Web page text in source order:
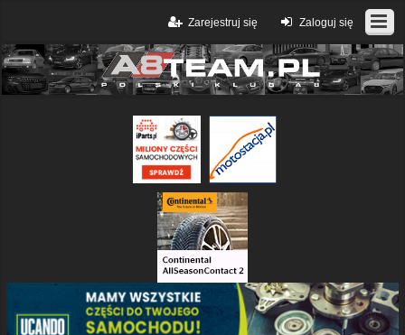
Zaloguj się
Zarejestruj się